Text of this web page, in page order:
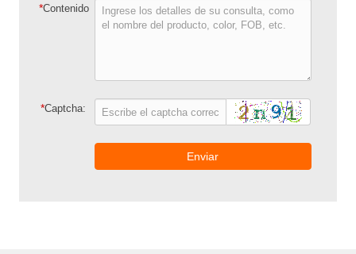
*Contenido
*Captcha:
Enviar